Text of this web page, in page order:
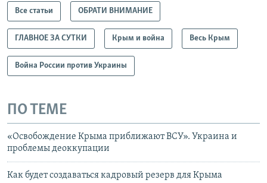
Все статьи ОБРАТИ ВНИМАНИЕ
ГЛАВНОЕ ЗА СУТКИ Крым и война Весь Крым
Война России против Украины
ПО ТЕМЕ
«Освобождение Крыма приближают ВСУ». Украина и
проблемы деоккупации
Как будет создаваться кадровый резерв для Крыма